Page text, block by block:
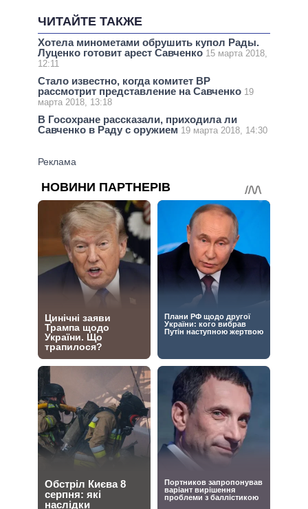
ЧИТАЙТЕ ТАКЖЕ
Хотела минометами обрушить купол Рады.
Луценко готовит арест Савченко 15 марта 2018,
12:11
Стало известно, когда комитет ВР
рассмотрит представление на Савченко 19
марта 2018, 13:18
В Госохране рассказали, приходила ли
Савченко в Раду с оружием 19 марта 2018, 14:30